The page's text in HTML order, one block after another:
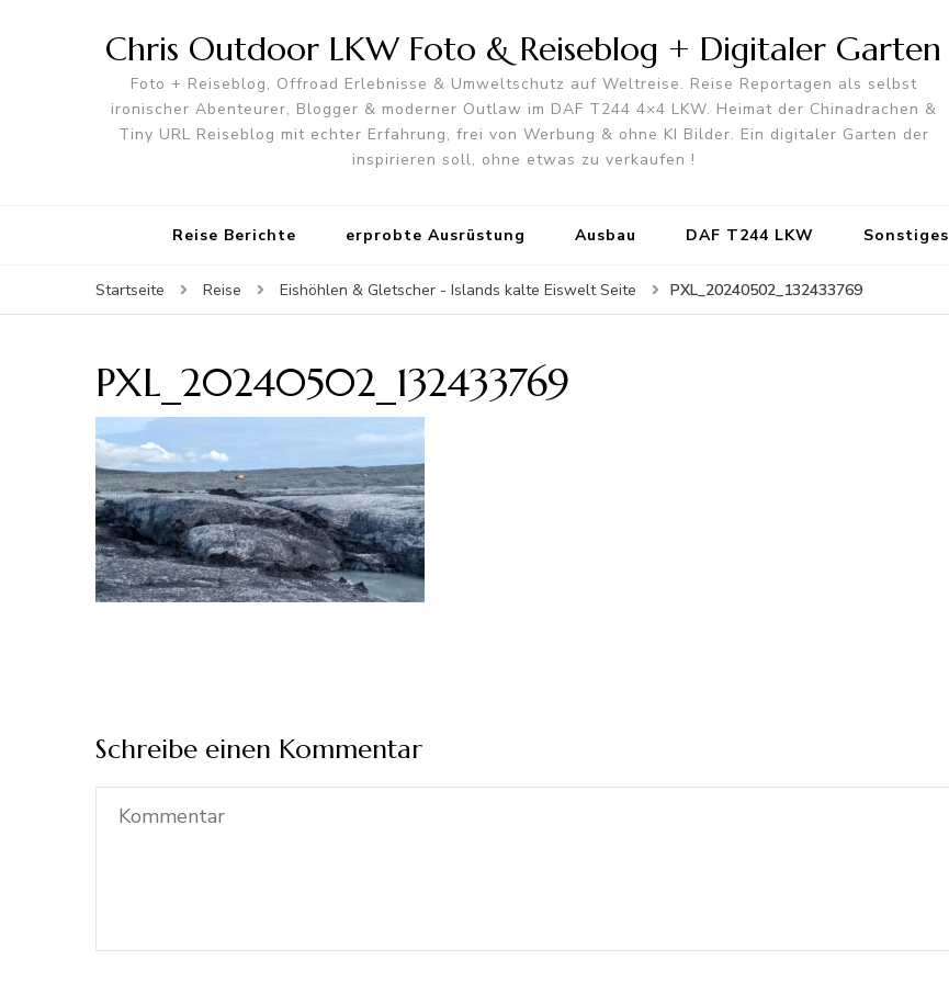
Chris Outdoor LKW Foto & Reiseblog + Digitaler Garten
Foto + Reiseblog, Offroad Erlebnisse & Umweltschutz auf Weltreise. Reise Reportagen als selbst
ironischer Abenteurer, Blogger & moderner Outlaw im DAF T244 4×4 LKW. Heimat der Chinadrachen &
Tiny URL Reiseblog mit echter Erfahrung, frei von Werbung & ohne KI Bilder. Ein digitaler Garten der
inspirieren soll, ohne etwas zu verkaufen !
Reise Berichte erprobte Ausrüstung Ausbau DAF T244 LKW Sonstiges
Startseite Reise Eishöhlen & Gletscher - Islands kalte Eiswelt Seite PXL_20240502_132433769
PXL_20240502_132433769
Schreibe einen Kommentar